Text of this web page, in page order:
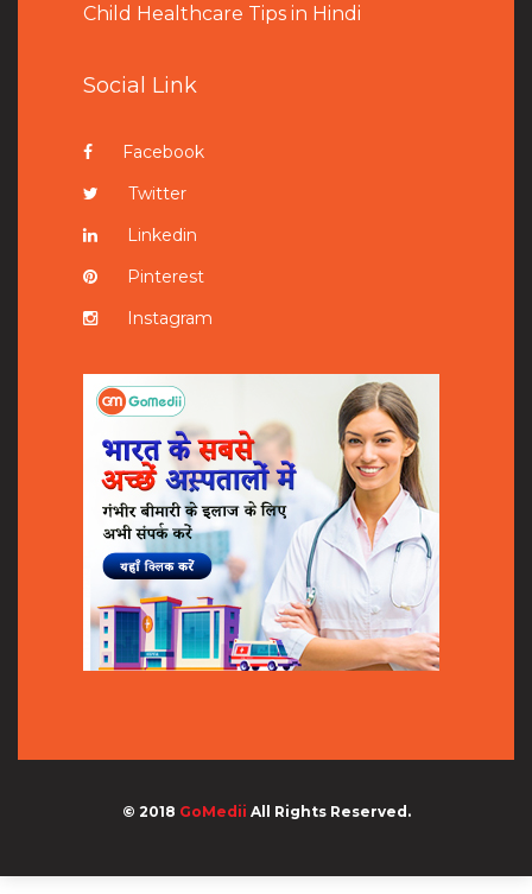
Child Healthcare Tips in Hindi
Social Link
Facebook
Twitter
Linkedin
Pinterest
Instagram
© 2018 GoMedii All Rights Reserved.